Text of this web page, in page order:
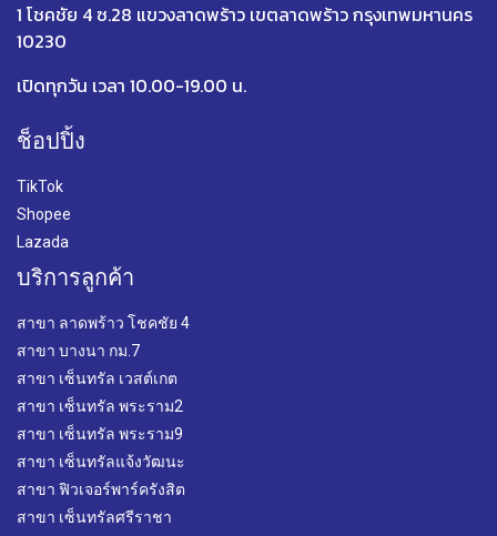
1 โชคชัย 4 ซ.28 แขวงลาดพร้าว เขตลาดพร้าว กรุงเทพมหานคร
10230
เปิดทุกวัน เวลา 10.00-19.00 น.
ช็อปปิ้ง
TikTok
Shopee
Lazada
บริการลูกค้า
สาขา ลาดพร้าว โชคชัย 4
สาขา บางนา กม.7
สาขา เซ็นทรัล เวสต์เกต
สาขา เซ็นทรัล พระราม2
สาขา เซ็นทรัล พระราม9
สาขา เซ็นทรัลแจ้งวัฒนะ
สาขา ฟิวเจอร์พาร์ครังสิต
สาขา เซ็นทรัลศรีราชา